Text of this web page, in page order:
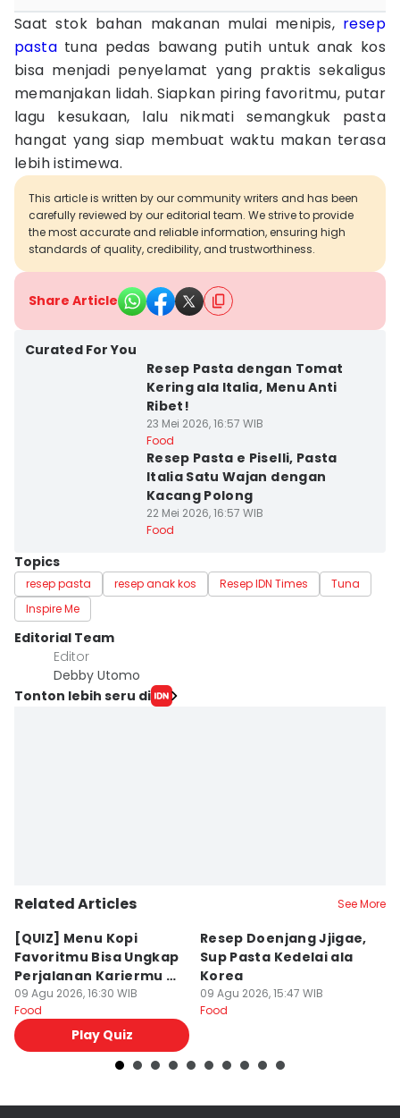
Saat stok bahan makanan mulai menipis, resep
pasta tuna pedas bawang putih untuk anak kos
bisa menjadi penyelamat yang praktis sekaligus
memanjakan lidah. Siapkan piring favoritmu, putar
lagu kesukaan, lalu nikmati semangkuk pasta
hangat yang siap membuat waktu makan terasa
lebih istimewa.
This article is written by our community writers and has been
carefully reviewed by our editorial team. We strive to provide
the most accurate and reliable information, ensuring high
standards of quality, credibility, and trustworthiness.
Share Article
Curated For You
Resep Pasta dengan Tomat
Kering ala Italia, Menu Anti
Ribet!
23 Mei 2026, 16:57 WIB
Food
Resep Pasta e Piselli, Pasta
Italia Satu Wajan dengan
Kacang Polong
22 Mei 2026, 16:57 WIB
Food
Topics
resep pasta resep anak kos Resep IDN Times
Tuna
Inspire Me
Editorial Team
Editor
Debby Utomo
Tonton lebih seru di
Related Articles See More
⁠[QUIZ] Menu Kopi
Favoritmu Bisa Ungkap
Perjalanan Kariermu di
Masa Depan
09 Agu 2026, 16:30 WIB
Food
Play Quiz
Resep Doenjang Jjigae,
Sup Pasta Kedelai ala
Korea
09 Agu 2026, 15:47 WIB
Food